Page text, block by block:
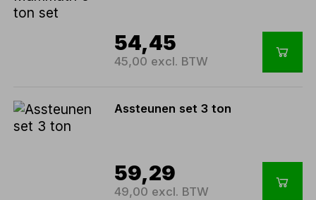
54,45
45,00 excl. BTW
Assteunen set 3 ton
59,29
49,00 excl. BTW